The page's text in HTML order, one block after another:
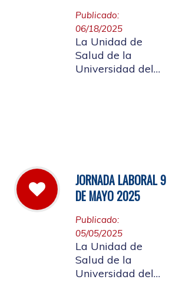
Publicado:
06/18/2025
La Unidad de
Salud de la
Universidad del
Universitaria
Afiliada a
participar en ellos.
JORNADA LABORAL 9
DE MAYO 2025
Publicado:
05/05/2025
La Unidad de
Salud de la
Universidad del